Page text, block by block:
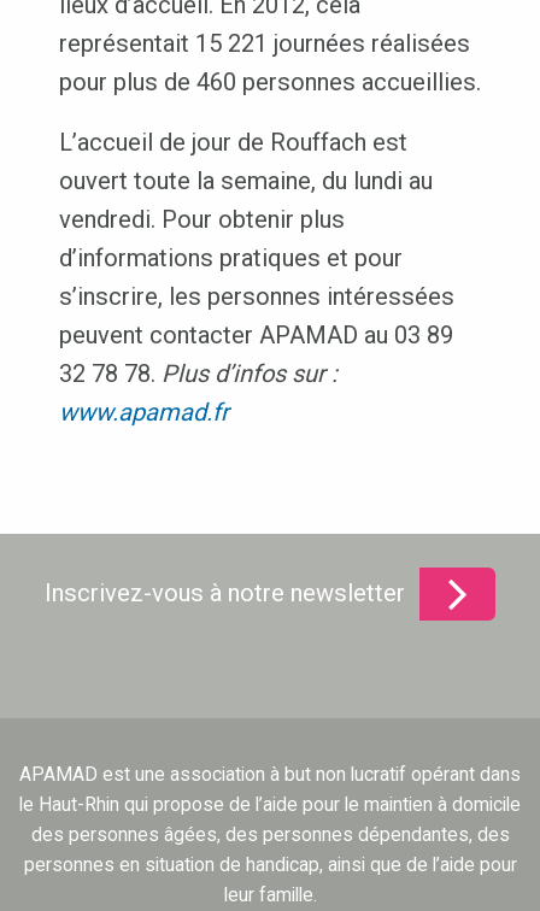
représentait 15 221 journées réalisées
pour plus de 460 personnes accueillies.
L’accueil de jour de Rouffach est
ouvert toute la semaine, du lundi au
vendredi. Pour obtenir plus
d’informations pratiques et pour
s’inscrire, les personnes intéressées
peuvent contacter APAMAD au 03 89
32 78 78. Plus d’infos sur :
www.apamad.fr
Inscrivez-vous à notre newsletter
APAMAD est une association à but non lucratif opérant dans
le Haut-Rhin qui propose de l’aide pour le maintien à domicile
des personnes âgées, des personnes dépendantes, des
personnes en situation de handicap, ainsi que de l’aide pour
leur famille.